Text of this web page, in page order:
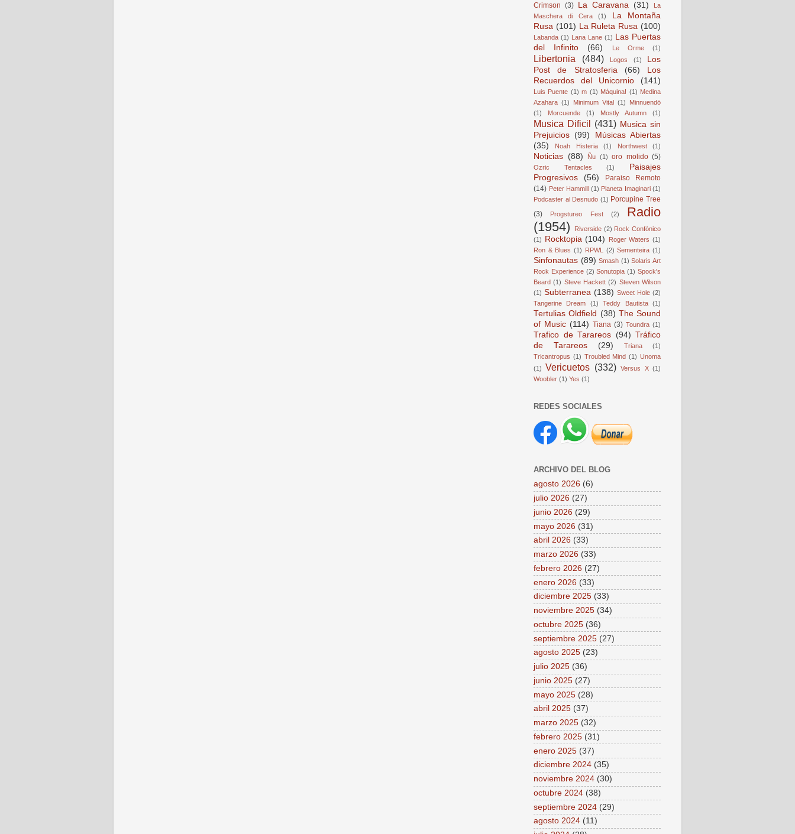
Crimson (3) La Caravana (31)
La
Maschera di Cera
(1)
La Montaña
Rusa (101) La Ruleta Rusa (100)
Labanda (1) Lana Lane (1) Las Puertas
del Infinito
(66) Le Orme (1)
Libertonia (484) Logos (1)
Los
Post de Stratosferia
(66)
Los
Recuerdos del Unicornio
(141)
Luis Puente (1) m (1) Máquina! (1) Medina
Azahara (1) Minimum Vital (1)
Minnuendö
(1)
Morcuende (1) Mostly Autumn (1)
Musica Dificil (431) Musica sin
Prejuicios (99)
Músicas Abiertas
(35)
Noah Histeria (1) Northwest (1)
Noticias (88) Ñu (1) oro molido (5)
Ozric Tentacles (1)
Paisajes
Progresivos
(56)
Paraiso Remoto
(14) Peter Hammill (1) Planeta Imaginari (1)
Podcaster al Desnudo (1) Porcupine Tree
(3)
Progstureo Fest (2)
Radio
(1954)
Riverside (2) Rock Confónico
(1)
Rocktopia (104) Roger Waters (1)
Ron & Blues (1) RPWL (2) Sementeira (1)
Sinfonautas (89) Smash (1) Solaris Art
Rock Experience (2) Sonutopia (1) Spock's
Beard (1) Steve Hackett (2) Steven Wilson
(1) Subterranea (138) Sweet Hole (2)
Tangerine Dream
(1) Teddy Bautista (1)
Tertulias Oldfield (38) The Sound
of Music (114) Tiana (3) Toundra (1)
Trafico de Tarareos (94) Tráfico
de Tarareos
(29) Triana
(1)
Tricantropus (1) Troubled Mind (1) Unoma
(1)
Vericuetos (332) Versus X (1)
Woobler (1) Yes (1)
REDES SOCIALES
ARCHIVO DEL BLOG
agosto 2026 (6)
julio 2026 (27)
junio 2026 (29)
mayo 2026 (31)
abril 2026 (33)
marzo 2026 (33)
febrero 2026 (27)
enero 2026 (33)
diciembre 2025 (33)
noviembre 2025 (34)
octubre 2025 (36)
septiembre 2025 (27)
agosto 2025 (23)
julio 2025 (36)
junio 2025 (27)
mayo 2025 (28)
abril 2025 (37)
marzo 2025 (32)
febrero 2025 (31)
enero 2025 (37)
diciembre 2024 (35)
noviembre 2024 (30)
octubre 2024 (38)
septiembre 2024 (29)
agosto 2024 (11)